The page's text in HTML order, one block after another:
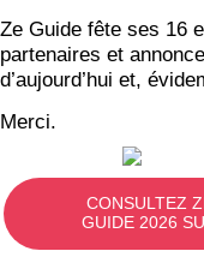
Ze Guide fête ses 16
partenaires et
d’aujourd’hui et,
Merci.
CONSULTEZ
GUIDE 2026